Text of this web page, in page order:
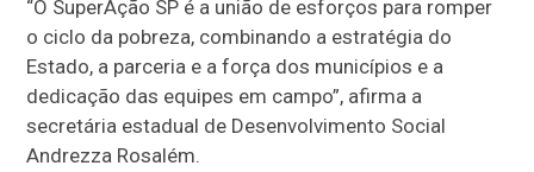
“O SuperAção SP é a união de esforços para romper
o ciclo da pobreza, combinando a estratégia do
Estado, a parceria e a força dos municípios e a
dedicação das equipes em campo”, afirma a
secretária estadual de Desenvolvimento Social
Andrezza Rosalém.